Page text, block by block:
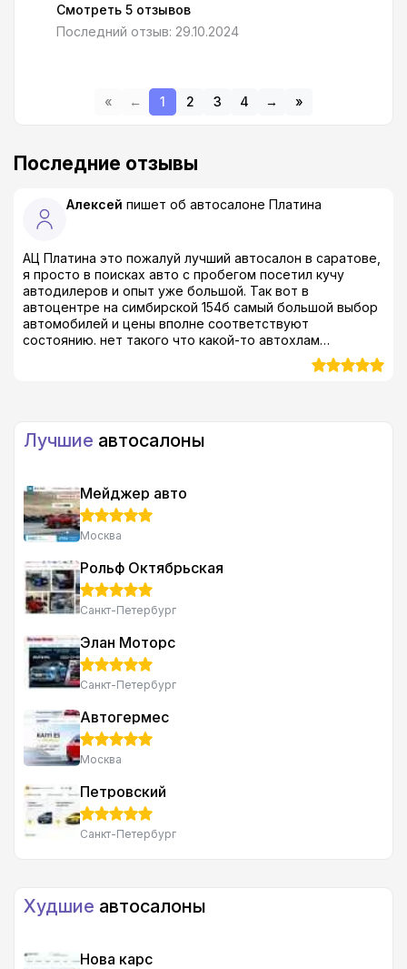
Смотреть 5 отзывов
Последний отзыв: 29.10.2024
« ← 1 2 3 4 → »
Последние отзывы
Алексей пишет об автосалоне Платина
АЦ Платина это пожалуй лучший автосалон в саратове,
я просто в поисках авто с пробегом посетил кучу
автодилеров и опыт уже большой. Так вот в
автоцентре на симбирской 154б самый большой выбор
автомобилей и цены вполне соответствуют
состоянию. нет такого что какой-то автохлам
пытаются загнать за сумасшедшие бабки. Выбрал себе
киа к5 в отличном состоянии, еще и комплект резины
к ним поехать.
Лучшие автосалоны
Мейджер авто
Москва
Рольф Октябрьская
Санкт-Петербург
Элан Моторс
Санкт-Петербург
Автогермес
Москва
Петровский
Санкт-Петербург
Худшие автосалоны
Нова карс